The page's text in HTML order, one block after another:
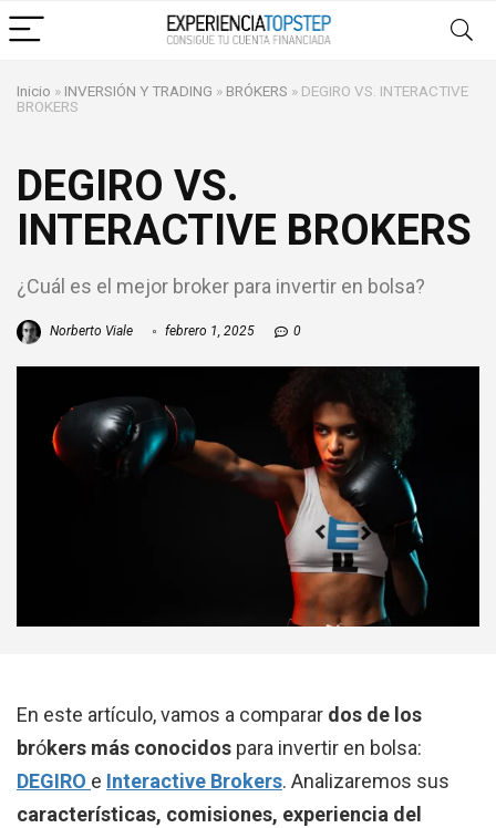
Inicio » INVERSIÓN Y TRADING » BRÓKERS » DEGIRO VS. INTERACTIVE
BROKERS
DEGIRO VS.
INTERACTIVE BROKERS
¿Cuál es el mejor broker para invertir en bolsa?
Norberto Viale febrero 1, 2025 0
En este artículo, vamos a comparar dos de los
brókers más conocidos para invertir en bolsa:
DEGIRO e Interactive Brokers. Analizaremos sus
características, comisiones, experiencia del